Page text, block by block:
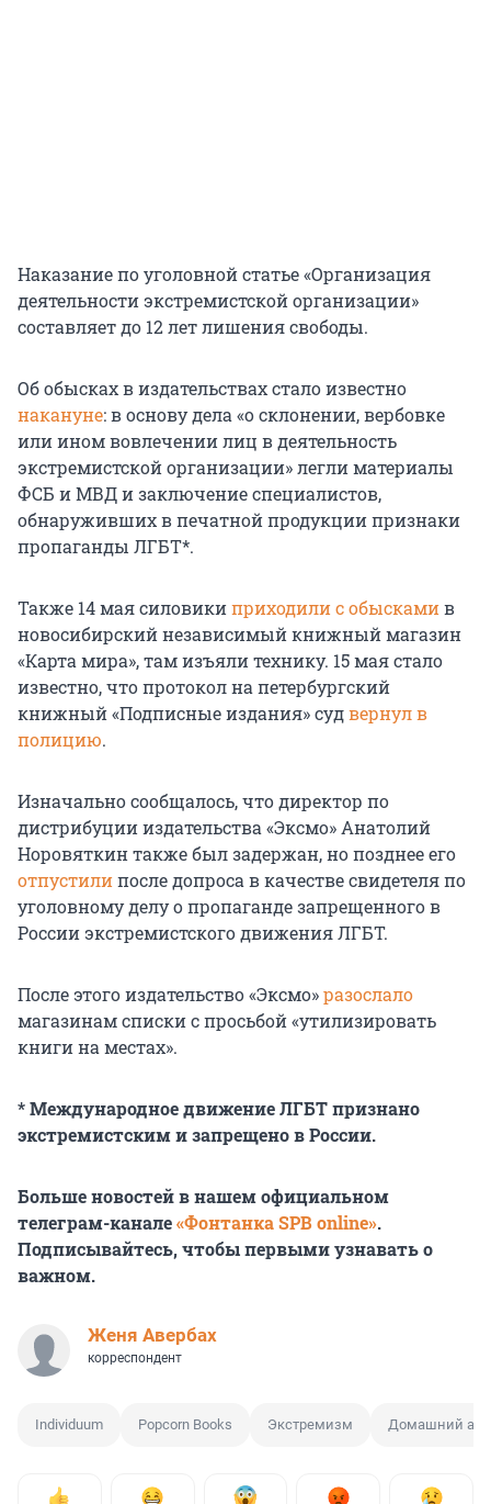
Наказание по уголовной статье «Организация
деятельности экстремистской организации»
составляет до 12 летлишения свободы.
Об обысках в издательствах стало известно
накануне: в основу дела «о склонении, вербовке
или ином вовлечении лиц в деятельность
экстремистской организации» легли материалы
ФСБ и МВД и заключение специалистов,
обнаруживших в печатной продукции признаки
пропаганды ЛГБТ*.
Также 14 мая силовикиприходили с обыскамив
новосибирский независимый книжный магазин
«Карта мира», там изъяли технику. 15 маястало
известно, что протокол на петербургский
книжный «Подписные издания» судвернул в
полицию.
Изначально сообщалось, что директор по
дистрибуции издательства «Эксмо» Анатолий
Норовяткин также был задержан, но позднее его
отпустилипосле допроса в качестве свидетеля по
уголовному делу о пропаганде запрещенного в
России экстремистского движения ЛГБТ.
После этого издательство «Эксмо»разослало
магазинам списки с просьбой «утилизировать
книги на местах».
* Международное движение ЛГБТ признано
экстремистским и запрещено в России.
Больше новостей в нашем официальном
телеграм-канале«Фонтанка SPB online».
Подписывайтесь, чтобы первыми узнавать о
важном.
Женя Авербах
корреспондент
Individuum Popcorn Books Экстремизм Домашний